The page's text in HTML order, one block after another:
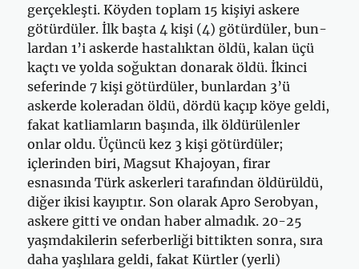
gerçekleşti. Köyden top­lam 15 kişiyi askere
götürdüler. İlk başta 4 kişi (4) götürdüler, bun­
lardan 1’i askerde hastalıktan öldü, kalan üçü
kaçtı ve yolda soğuktan donarak öldü. İkinci
seferinde 7 kişi götürdüler, bunlardan 3’ü
askerde koleradan öldü, dördü kaçıp köye geldi,
fakat katliamların başında, ilk öldürülenler
onlar oldu. Üçüncü kez 3 kişi götürdüler;
içlerinden biri, Magsut Khajoyan, firar
esnasında Türk askerleri tarafından öldürüldü,
diğer ikisi kayıptır. Son olarak Apro Serobyan,
askere gitti ve ondan ha­ber almadık. 20-25
yaşmdakilerin seferberliği bittikten sonra, sıra
daha yaşlılara geldi, fakat Kürtler (yerli)